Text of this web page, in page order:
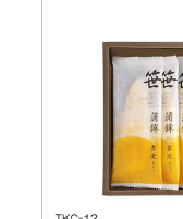
個
ふる